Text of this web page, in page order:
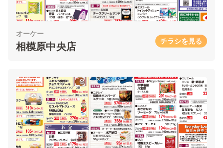
オーケー
相模原中央店 チラシを見る